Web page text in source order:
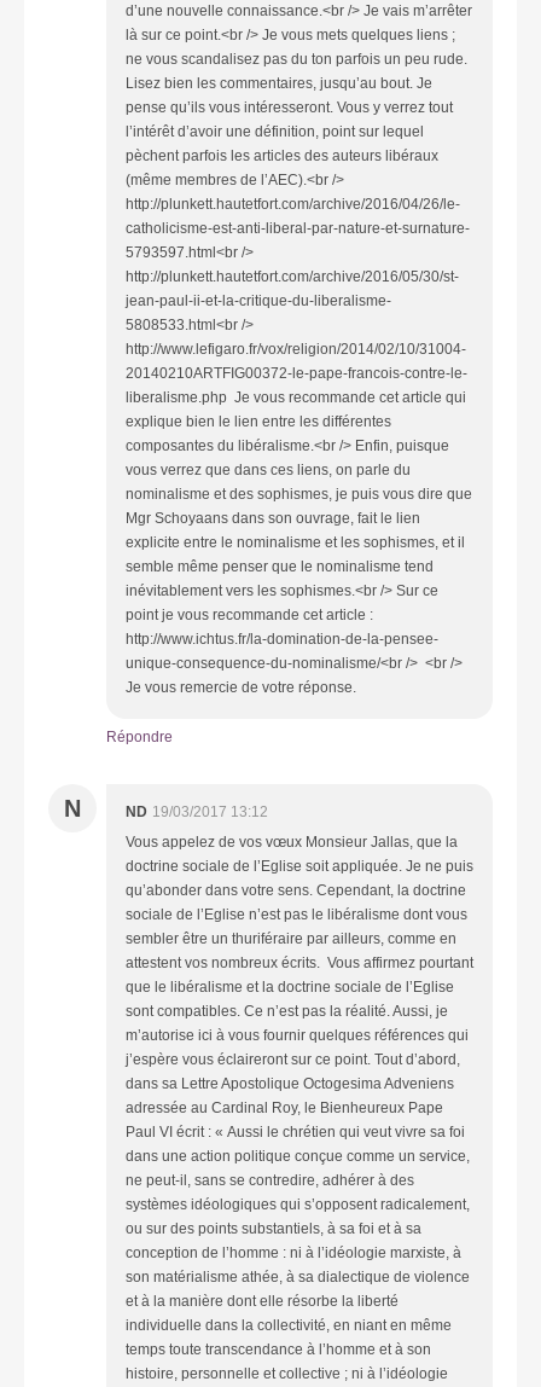
d’une nouvelle connaissance.<br /> Je vais m’arrêter
là sur ce point.<br /> Je vous mets quelques liens ;
ne vous scandalisez pas du ton parfois un peu rude.
Lisez bien les commentaires, jusqu’au bout. Je
pense qu’ils vous intéresseront. Vous y verrez tout
l’intérêt d’avoir une définition, point sur lequel
pèchent parfois les articles des auteurs libéraux
(même membres de l’AEC).<br />
http://plunkett.hautetfort.com/archive/2016/04/26/le-
catholicisme-est-anti-liberal-par-nature-et-surnature-
5793597.html<br />
http://plunkett.hautetfort.com/archive/2016/05/30/st-
jean-paul-ii-et-la-critique-du-liberalisme-
5808533.html<br />
http://www.lefigaro.fr/vox/religion/2014/02/10/31004-
20140210ARTFIG00372-le-pape-francois-contre-le-
liberalisme.php Je vous recommande cet article qui
explique bien le lien entre les différentes
composantes du libéralisme.<br /> Enfin, puisque
vous verrez que dans ces liens, on parle du
nominalisme et des sophismes, je puis vous dire que
Mgr Schoyaans dans son ouvrage, fait le lien
explicite entre le nominalisme et les sophismes, et il
semble même penser que le nominalisme tend
inévitablement vers les sophismes.<br /> Sur ce
point je vous recommande cet article :
http://www.ichtus.fr/la-domination-de-la-pensee-
unique-consequence-du-nominalisme/<br /> <br />
Je vous remercie de votre réponse.
Répondre
N ND 19/03/2017 13:12
Vous appelez de vos vœux Monsieur Jallas, que la
doctrine sociale de l’Eglise soit appliquée. Je ne puis
qu’abonder dans votre sens. Cependant, la doctrine
sociale de l’Eglise n’est pas le libéralisme dont vous
sembler être un thuriféraire par ailleurs, comme en
attestent vos nombreux écrits. Vous affirmez pourtant
que le libéralisme et la doctrine sociale de l’Eglise
sont compatibles. Ce n’est pas la réalité. Aussi, je
m’autorise ici à vous fournir quelques références qui
j’espère vous éclaireront sur ce point. Tout d’abord,
dans sa Lettre Apostolique Octogesima Adveniens
adressée au Cardinal Roy, le Bienheureux Pape
Paul VI écrit : « Aussi le chrétien qui veut vivre sa foi
dans une action politique conçue comme un service,
ne peut-il, sans se contredire, adhérer à des
systèmes idéologiques qui s’opposent radicalement,
ou sur des points substantiels, à sa foi et à sa
conception de l’homme : ni à l’idéologie marxiste, à
son matérialisme athée, à sa dialectique de violence
et à la manière dont elle résorbe la liberté
individuelle dans la collectivité, en niant en même
temps toute transcendance à l’homme et à son
histoire, personnelle et collective ; ni à l’idéologie